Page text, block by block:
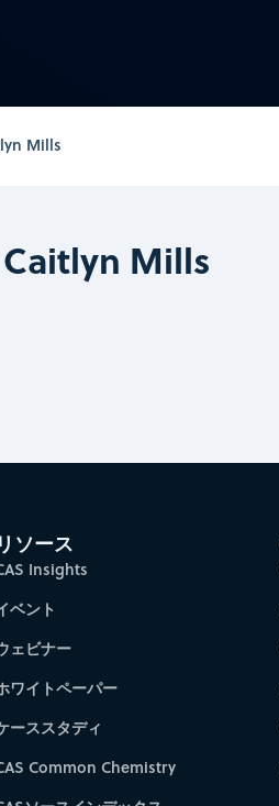
Mills
Mills
リソース
Insights
ベント
ェビナー
ワイトペーパー
ーススタディ
Common Chemistry